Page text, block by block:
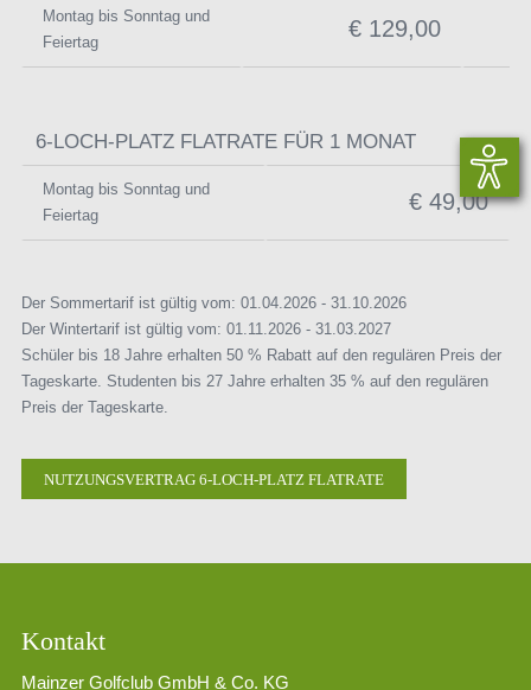
Montag bis Sonntag und
Feiertag
€ 129,00
6-LOCH-PLATZ FLATRATE FÜR 1 MONAT
Montag bis Sonntag und
Feiertag
€ 49,00
Der Sommertarif ist gültig vom: 01.04.2026 - 31.10.2026
Der Wintertarif ist gültig vom: 01.11.2026 - 31.03.2027
Schüler bis 18 Jahre erhalten 50 % Rabatt auf den regulären Preis der
Tageskarte. Studenten bis 27 Jahre erhalten 35 % auf den regulären
Preis der Tageskarte.
NUTZUNGSVERTRAG 6-LOCH-PLATZ FLATRATE
Kontakt
Mainzer Golfclub GmbH & Co. KG